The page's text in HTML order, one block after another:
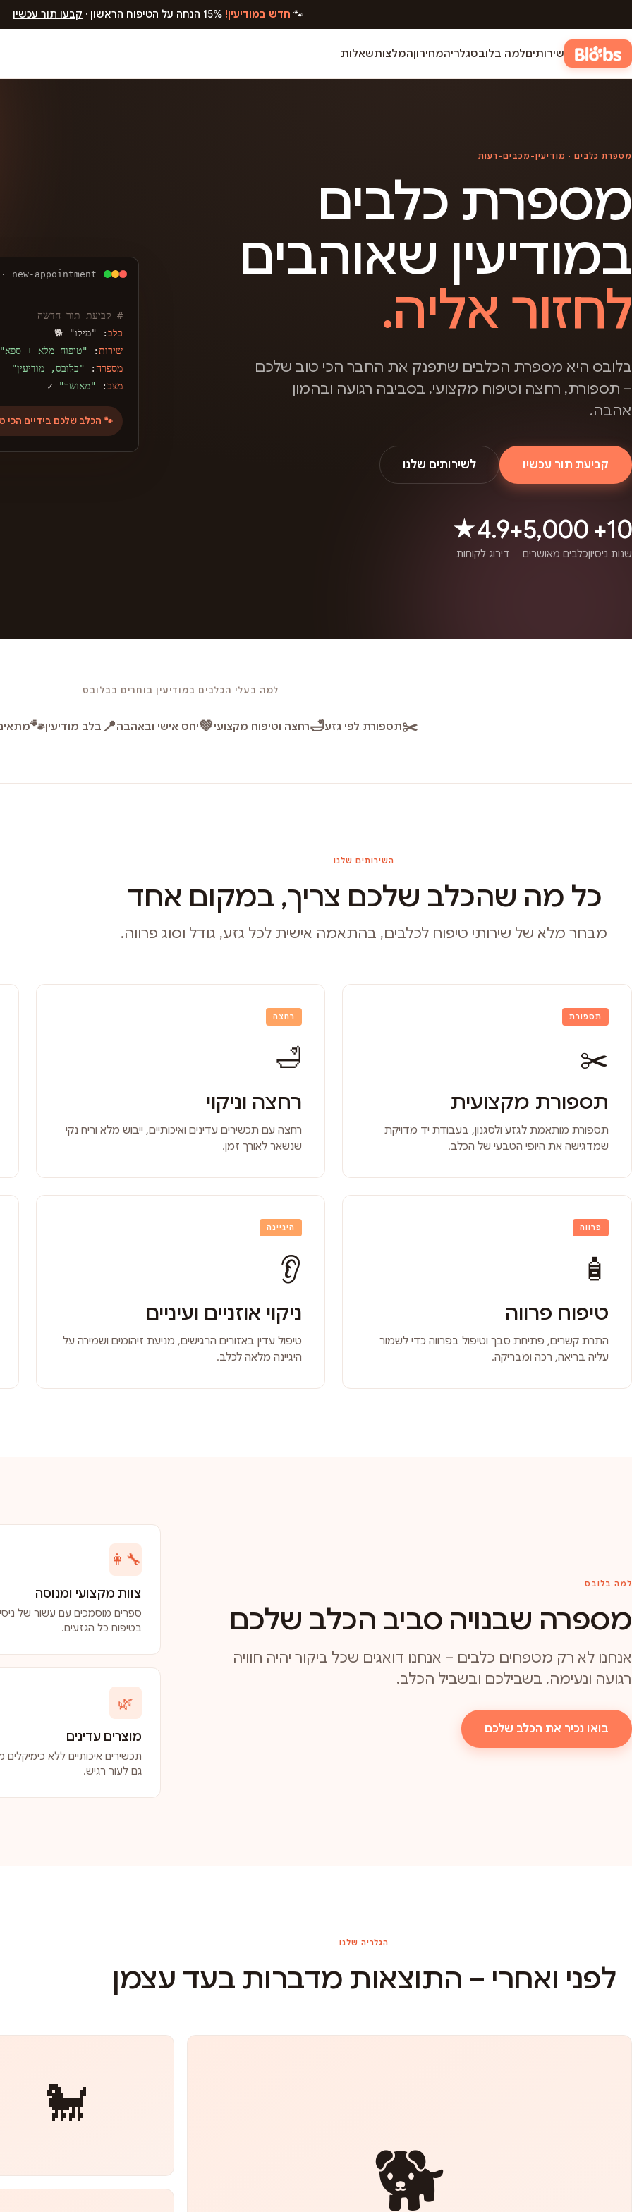
🐾 חדש במודיעין! קבעו תור עכשיו
שירותיםלמה בלובסגלריהמחירוןהמלצותשאלות
מספרת כלבים · מודיעין-מכבים-רעות
מספרת כלבים
במודיעין שאוהבים
לחזור אליה.
בלובס היא מספרת הכלבים שתפנק את החבר הכי טוב שלכם
– תספורת, רחצה וטיפוח מקצועי, בסביבה רגועה ובהמון
אהבה.
קביעת תור עכשיו לשירותים שלנו
10+
שנות ניסיון
5,000+
כלבים מאושרים
4.9★
דירוג לקוחות
new-appointment
# קביעת תור חדשה
כלב: "מילו" 🐕
שירות : "טיפוח מלא + ספא"
מספרה: "בלובס, מודיעין"
מצב: "מאושר" ✓
🐾 הכלב שלכם בידיים הכי
למה בעלי הכלבים במודיעין בוחרים בבלובס
✂️תספורת לפי גזע🛁רחצה וטיפוח מקצועי💚יחס אישי ובאהבה📍 בלב מודיעין🐾
השירותים שלנו
כל מה שהכלב שלכם צריך, במקום אחד
מבחר מלא של שירותי טיפוח לכלבים, בהתאמה אישית לכל גזע, גודל וסוג פרווה.
תספורת
✂️
תספורת מקצועית
תספורת מותאמת לגזע ולסגנון, בעבודת יד מדויקת
שמדגישה את היופי הטבעי של הכלב.
רחצה
🛁
רחצה וניקוי
רחצה עם תכשירים עדינים ואיכותיים, ייבוש מלא וריח נקי
שנשאר לאורך זמן.
פרווה
🧴
טיפוח פרווה
התרת קשרים, פתיחת סבך וטיפול בפרווה כדי לשמור
עליה בריאה, רכה ומבריקה.
היגיינה
👂
ניקוי אוזניים ועיניים
טיפול עדין באזורים הרגישים, מניעת זיהומים ושמירה על
היגיינה מלאה לכלב.
למה בלובס
מספרה שבנויה סביב הכלב שלכם
אנחנו לא רק מטפחים כלבים – אנחנו דואגים שכל ביקור יהיה חוויה
רגועה ונעימה, בשבילכם ובשביל הכלב.
בואו נכיר את הכלב שלכם
👩‍🔧
צוות מקצועי ומנוסה
ספרים מוסמכים עם עשור של
בטיפוח כל הגזעים.
🌿
מוצרים עדינים
תכשירים איכותיים ללא כימיקלים
גם לעור רגיש.
הגלריה שלנו
לפני ואחרי – התוצאות מדברות בעד עצמן
🐕
🐩